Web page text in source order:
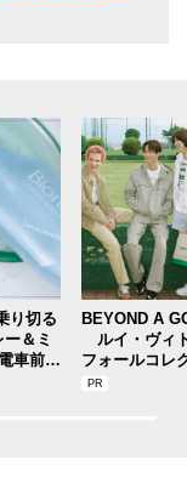
り切る
ー＆ミ
車前、
BEYOND A
ルイ・ヴィ
フォールコレ
描くプレッピ